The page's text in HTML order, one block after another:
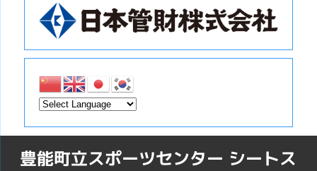
豊能町立スポーツセンター シートス